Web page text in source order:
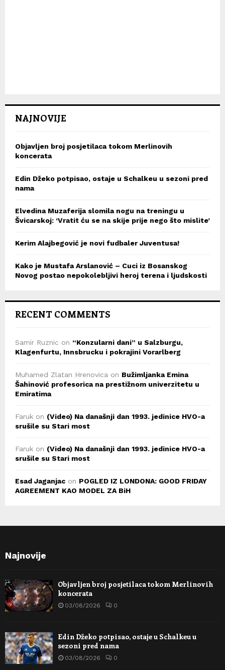
NAJNOVIJE
Objavljen broj posjetilaca tokom Merlinovih
koncerata
Edin Džeko potpisao, ostaje u Schalkeu u sezoni pred
nama
Elvedina Muzaferija slomila nogu na treningu u
Švicarskoj: ‘Vratit ću se na skije prije nego što mislite’
Kerim Alajbegović je novi fudbaler Juventusa!
Kako je Mustafa Arslanović – Cuci iz Bosanskog
Novog postao nepokolebljivi heroj terena i ljudskosti
RECENT COMMENTS
Samir Ruznic on “Konzularni dani” u Salzburgu,
Klagenfurtu, Innsbrucku i pokrajini Vorarlberg
Muhamed Zlatan Hrenovica on Bužimljanka Emina
Šahinović profesorica na prestižnom univerzitetu u
Emiratima
Faruk on (Video) Na današnji dan 1993. jedinice HVO-a
srušile su Stari most
Faruk on (Video) Na današnji dan 1993. jedinice HVO-a
srušile su Stari most
Esad Jaganjac on POGLED IZ LONDONA: GOOD FRIDAY
AGREEMENT KAO MODEL ZA BiH
Najnovije
Objavljen broj posjetilaca tokom Merlinovih
koncerata
03/08/2026 0
Edin Džeko potpisao, ostaje u Schalkeu u
sezoni pred nama
03/08/2026 0